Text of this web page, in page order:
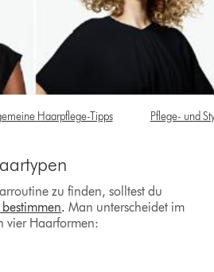
Haarpflege-Tipps Pflege- und
zu finden, solltest du
. Man unterscheidet im
vier Haarformen: